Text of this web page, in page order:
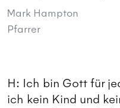
Mark Hampton
Pfarrer
H: Ich bin Gott für
ich kein Kind und